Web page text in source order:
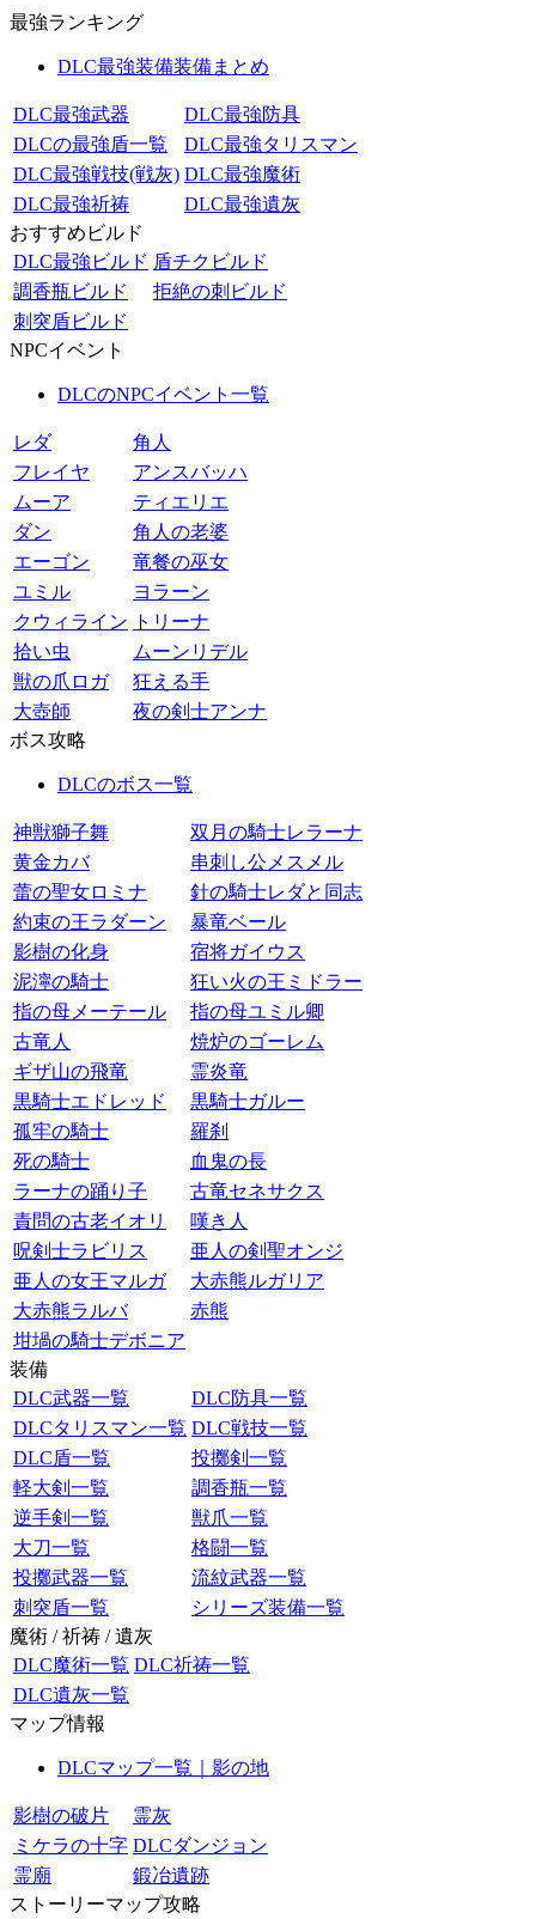
最強ランキング
DLC最強装備装備まとめ
DLC最強武器
DLC最強防具
DLCの最強盾一覧
DLC最強タリスマン
DLC最強戦技(戦灰) DLC最強魔術
DLC最強祈祷
DLC最強遺灰
おすすめビルド
DLC最強ビルド 盾チクビルド
調香瓶ビルド
拒絶の刺ビルド
刺突盾ビルド
NPCイベント
DLCのNPCイベント一覧
レダ
角人
フレイヤ
アンスバッハ
ムーア
ティエリエ
ダン
角人の老婆
エーゴン
竜餐の巫女
ユミル
ヨラーン
クウィライン
トリーナ
拾い虫
ムーンリデル
獣の爪ロガ
狂える手
大壺師
夜の剣士アンナ
ボス攻略
DLCのボス一覧
神獣獅子舞
双月の騎士レラーナ
黄金カバ
串刺し公メスメル
蕾の聖女ロミナ
針の騎士レダと同志
約束の王ラダーン
暴竜ベール
影樹の化身
宿将ガイウス
泥濘の騎士
狂い火の王ミドラー
指の母メーテール
指の母ユミル卿
古竜人
焼炉のゴーレム
ギザ山の飛竜
霊炎竜
黒騎士エドレッド
黒騎士ガルー
孤牢の騎士
羅刹
死の騎士
血鬼の長
ラーナの踊り子
古竜セネサクス
責問の古老イオリ
嘆き人
呪剣士ラビリス
亜人の剣聖オンジ
亜人の女王マルガ
大赤熊ルガリア
大赤熊ラルバ
赤熊
坩堝の騎士デボニア
装備
DLC武器一覧
DLC防具一覧
DLCタリスマン一覧 DLC戦技一覧
DLC盾一覧
投擲剣一覧
軽大剣一覧
調香瓶一覧
逆手剣一覧
獣爪一覧
大刀一覧
格闘一覧
投擲武器一覧
流紋武器一覧
刺突盾一覧
シリーズ装備一覧
魔術 / 祈祷 / 遺灰
DLC魔術一覧 DLC祈祷一覧
DLC遺灰一覧
マップ情報
DLCマップ一覧｜影の地
影樹の破片
霊灰
ミケラの十字 DLCダンジョン
霊廟
鍛冶遺跡
ストーリーマップ攻略